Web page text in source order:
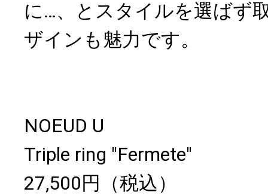
に…、とスタイルを選ばず
ザインも魅力です。
NOEUD U
Triple ring "Fermete"
27,500円（税込）